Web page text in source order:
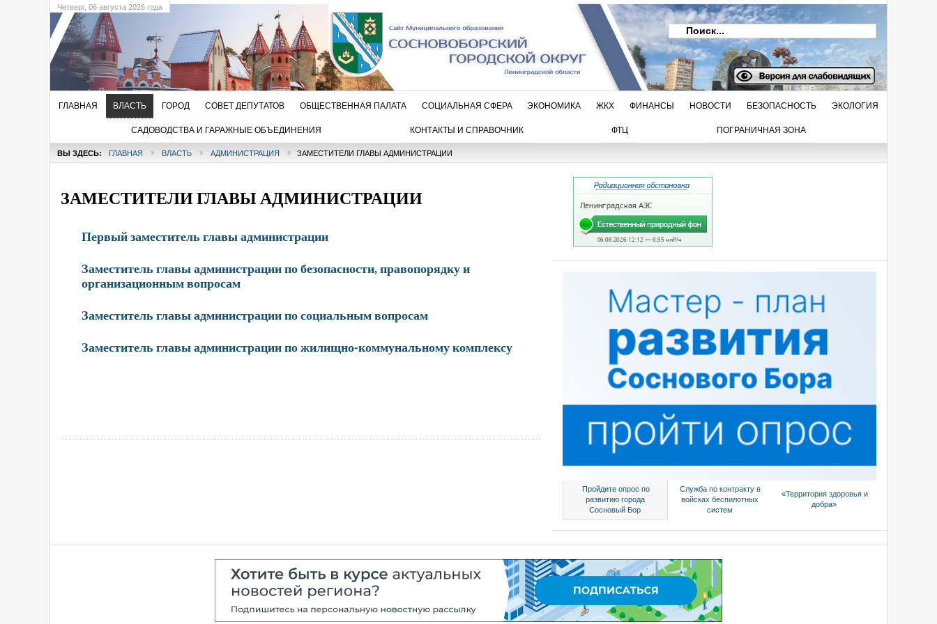
Четверг, 06 августа 2026 года
ГЛАВНАЯ ВЛАСТЬ ГОРОД СОВЕТ ДЕПУТАТОВ ОБЩЕСТВЕННАЯ ПАЛАТА СОЦИАЛЬНАЯ СФЕРА ЭКОНОМИКА ЖКХ ФИНАНСЫ НОВОСТИ БЕЗОПАСНОСТЬ ЭКОЛОГИЯ
САДОВОДСТВА И ГАРАЖНЫЕ ОБЪЕДИНЕНИЯ КОНТАКТЫ И СПРАВОЧНИК ФТЦ ПОГРАНИЧНАЯ ЗОНА
ВЫ ЗДЕСЬ: ГЛАВНАЯ ВЛАСТЬ АДМИНИСТРАЦИЯ ЗАМЕСТИТЕЛИ ГЛАВЫ АДМИНИСТРАЦИИ
ЗАМЕСТИТЕЛИ ГЛАВЫ АДМИНИСТРАЦИИ
Первый заместитель главы администрации
Заместитель главы администрации по безопасности, правопорядку и
организационным вопросам
Заместитель главы администрации по социальным вопросам
Заместитель главы администрации по жилищно-коммунальному комплексу
Пройдите опрос по
развитию города
Сосновый Бор
Служба по контракту в
войсках беспилотных
систем
«Территория здоровья и
добра»